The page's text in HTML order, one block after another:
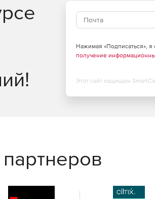
Нажимая «Подписаться», я
получение
Этот сайт защищен